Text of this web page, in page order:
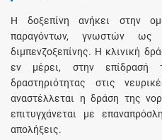
Η δοξεπίνη ανήκει στην
παραγόντων, γνωστών ως
διμπενζοξεπίνης. Η κλινική
εν μέρει, στην επίδρασή
δραστηριότητας στις
αναστέλλεται η δράση της
επιτυγχάνεται με
απολήξεις.